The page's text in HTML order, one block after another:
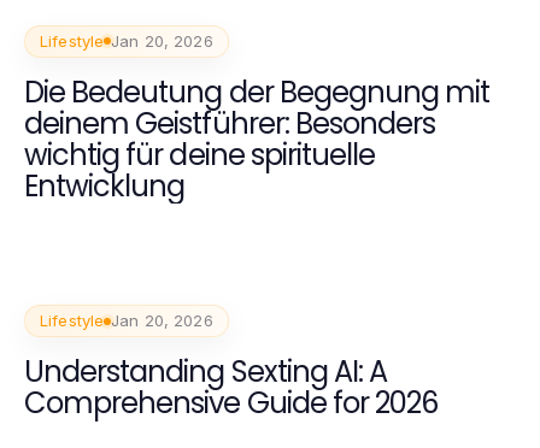
Lifestyle Jan 20, 2026
Die Bedeutung der Begegnung mit
deinem Geistführer: Besonders
wichtig für deine spirituelle
Entwicklung
Lifestyle Jan 20, 2026
Understanding Sexting AI: A
Comprehensive Guide for 2026